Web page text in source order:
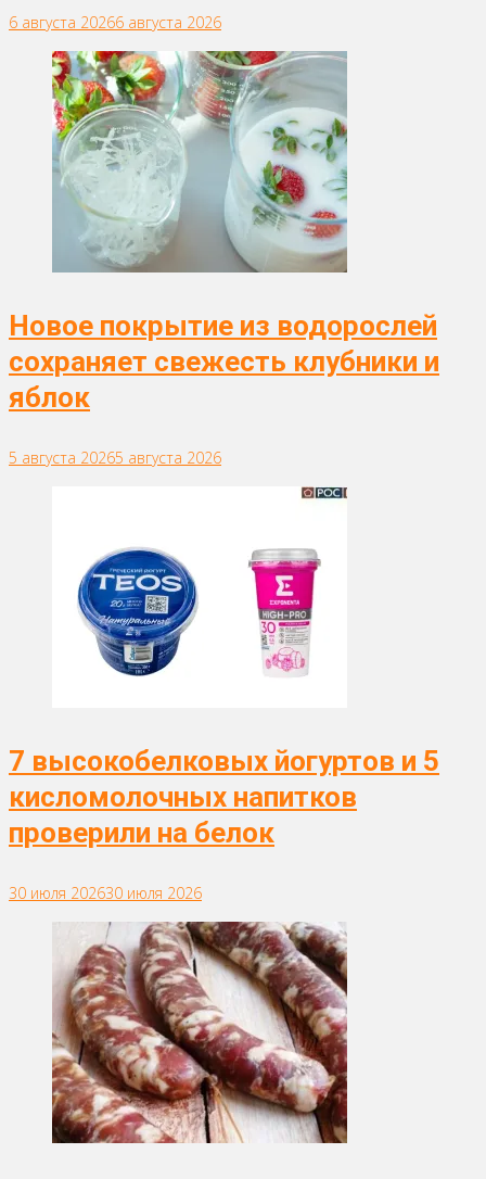
6 августа 20266 августа 2026
Новое покрытие из водорослей
сохраняет свежесть клубники и
яблок
5 августа 20265 августа 2026
7 высокобелковых йогуртов и 5
кисломолочных напитков
проверили на белок
30 июля 202630 июля 2026